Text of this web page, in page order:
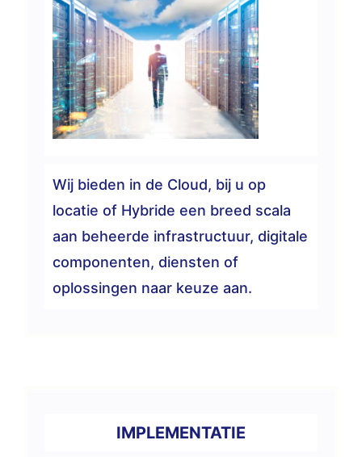
Wij bieden in de Cloud, bij u op
locatie of Hybride een breed scala
aan beheerde infrastructuur, digitale
componenten, diensten of
oplossingen naar keuze aan.
IMPLEMENTATIE